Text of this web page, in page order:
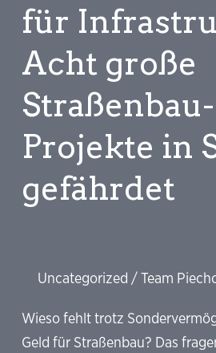
Arznei-
Verschwendung
für
Acht große
Straßenbau-
Projekte in
gefährdet
Uncategorized /Team
Wieso fehlt trotz
Geld für Straßenbau? Das